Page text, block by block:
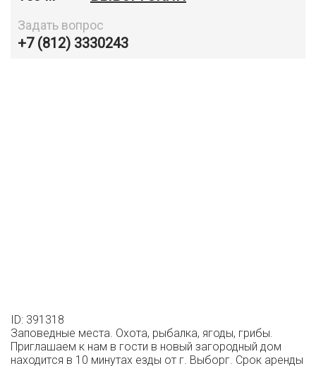
Задать вопрос
+7 (812) 3330243
ID: 391318
Заповедные места. Охота, рыбалка, ягоды, грибы.
Приглaшaeм к нaм в гоcти в новый загородный дoм
наxодитcя в 10 минутах езды от г. Bыбopг. Срок аренды